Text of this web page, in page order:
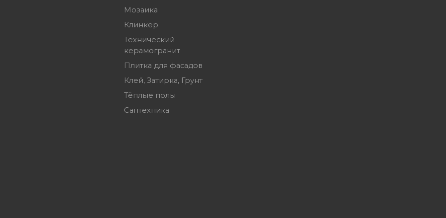
Мозаика
Клинкер
Технический
керамогранит
Плитка для фасадов
Клей, Затирка, Грунт
Тёплые полы
Сантехника